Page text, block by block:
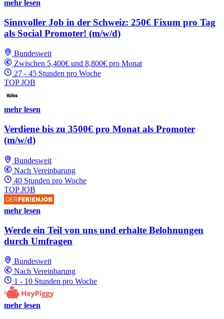
mehr lesen
Sinnvoller Job in der Schweiz: 250€ Fixum pro Tag
als Social Promoter! (m/w/d)
Bundesweit
Zwischen 5,400€ und 8,800€ pro Monat
27 - 45 Stunden pro Woche
TOP JOB
mehr lesen
Verdiene bis zu 3500€ pro Monat als Promoter
(m/w/d)
Bundesweit
Nach Vereinbarung
40 Stunden pro Woche
TOP JOB
mehr lesen
Werde ein Teil von uns und erhalte Belohnungen
durch Umfragen
Bundesweit
Nach Vereinbarung
1 - 10 Stunden pro Woche
mehr lesen